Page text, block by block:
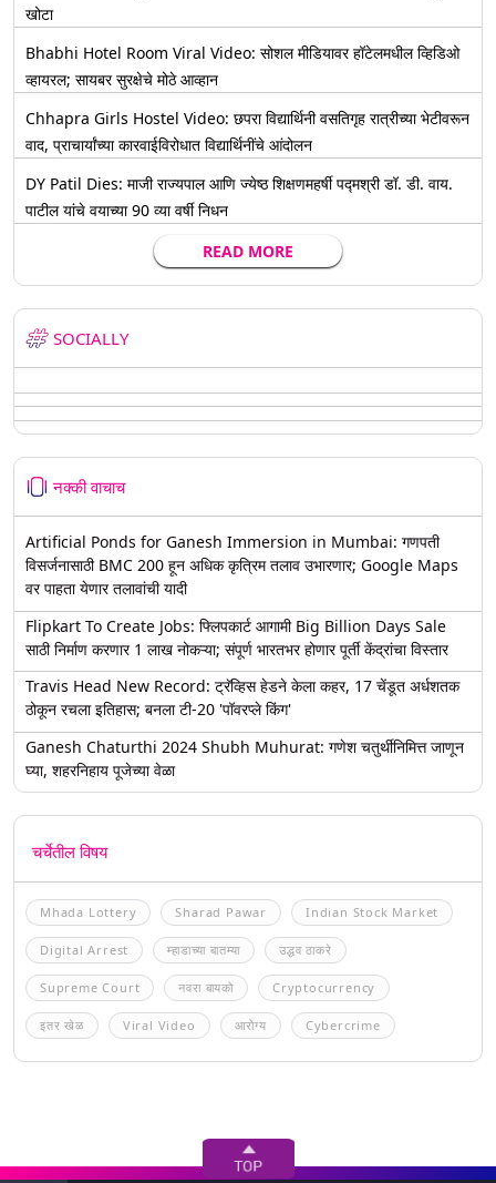
खोटा
Bhabhi Hotel Room Viral Video: सोशल मीडियावर हॉटेलमधील व्हिडिओ
व्हायरल; सायबर सुरक्षेचे मोठे आव्हान
Chhapra Girls Hostel Video: छपरा विद्यार्थिनी वसतिगृह रात्रीच्या भेटीवरून
वाद, प्राचार्यांच्या कारवाईविरोधात विद्यार्थिनींचे आंदोलन
DY Patil Dies: माजी राज्यपाल आणि ज्येष्ठ शिक्षणमहर्षी पद्मश्री डॉ. डी. वाय.
पाटील यांचे वयाच्या 90 व्या वर्षी निधन
READ MORE
SOCIALLY
नक्की वाचाच
Artificial Ponds for Ganesh Immersion in Mumbai: गणपती
विसर्जनासाठी BMC 200 हून अधिक कृत्रिम तलाव उभारणार; Google Maps
वर पाहता येणार तलावांची यादी
Flipkart To Create Jobs: फ्लिपकार्ट आगामी Big Billion Days Sale
साठी निर्माण करणार 1 लाख नोकऱ्या; संपूर्ण भारतभर होणार पूर्ती केंद्रांचा विस्तार
Travis Head New Record: ट्रॅव्हिस हेडने केला कहर, 17 चेंडूत अर्धशतक
ठोकून रचला इतिहास; बनला टी-20 'पॉवरप्ले किंग'
Ganesh Chaturthi 2024 Shubh Muhurat: गणेश चतुर्थीनिमित्त जाणून
घ्या, शहरनिहाय पूजेच्या वेळा
चर्चेतील विषय
Mhada Lottery Sharad Pawar Indian Stock Market
Digital Arrest म्हाडाच्या बातम्या उद्धव ठाकरे
Supreme Court नवरा बायको Cryptocurrency
इतर खेळ Viral Video आरोग्य Cybercrime